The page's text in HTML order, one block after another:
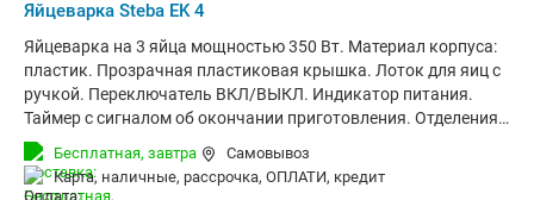
Яйцеварка Steba EK 4
Яйцеварка на 3 яйца мощностью 350 Вт. Материал корпуса:
пластик. Прозрачная пластиковая крышка. Лоток для яиц с
ручкой. Переключатель ВКЛ/ВЫКЛ. Индикатор питания.
Таймер с сигналом об окончании приготовления. Отделения
для хранения шнура. В комплекте: мерный стаканчик, игла
для накалывания яиц. Размеры: 13x23x7 см. Вес: 0.5 кг. Цвет:
белый.
Бесплатная, завтра
Самовывоз
карта, наличные, рассрочка, ОПЛАТИ, кредит